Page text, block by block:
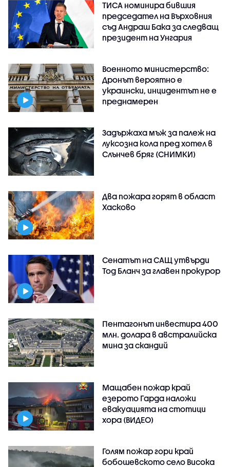
ТИСА номинира бившия
председател на Върховния
съд Андраш Бака за следващ
президент на Унгария
Военното министерство:
Дронът вероятно е
украински, инцидентът не е
преднамерен
Задържаха мъж за палеж на
луксозна кола пред хотел в
Слънчев бряг (СНИМКИ)
Два пожара горят в област
Хасково
Сенатът на САЩ утвърди
Тод Бланч за главен прокурор
Пентагонът инвестира 400
млн. долара в австралийска
мина за скандий
Мащабен пожар край
езерото Гарда наложи
евакуацията на стотици
хора (ВИДЕО)
Голям пожар гори край
бобошевското село Висока